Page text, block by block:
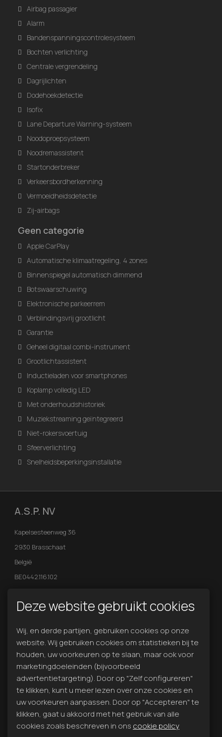
Airbag passagier
Alarm
Bandenspanningscontrolesysteem
Bochten verlichting
Centrale vergrendeling
Dagrijlichten
Dodehoekdetectie
Isofix
Lane Departure Warning-systeem
Noodoproepsysteem
Noodremassistent
Startonderbreker
Verkeersbordherkenning
Vermoeidheidsdetectie
Zij-airbags
Geen categorie
Apple CarPlay
Automatische klimaatregeling, 4 zones
Binnenspiegel automatisch dimmend
Botswaarschuwing
Elektronische parkeerrem
Verblindingsvrij grootlicht
Garantie
Geheel digitaal combi-instrument
Grootlichtassistent
Inductieladen voor smartphones
Koplamp volledig LED
Met onderhoudshistoriek
Muziekstreaming geïntegreerd
Niet-rokersvoertuig
Sfeerverlichting
Snelheidsbeperkingsinstallatie
A.S.P. NV
Kapelsesteenweg 36
2930 Brasschaat
België
BE0442.116.102
Contact
Bel ons voor een afspraak!
T: +32 (0)484 13 14 27
jonas@aspnv.eu
VOLG ONS OP FACEBOOK
VOLG ONS OP INSTAGRAM
Deze website gebruikt cookies
Wij, en derde partijen, gebruiken cookies op onze
website. Wij gebruiken cookies om statistieken bij te
houden, uw voorkeuren op te slaan, maar ook voor
marketingdoeleinden (bijvoorbeeld
advertentietargeting). Door op "Zelf configureren"
te klikken, kunt u meer lezen over onze cookies en
uw voorkeuren aanpassen. Door op "Accepteren" te
klikken, gaat u akkoord met het gebruik van alle
cookies zoals beschreven in ons cookie policy